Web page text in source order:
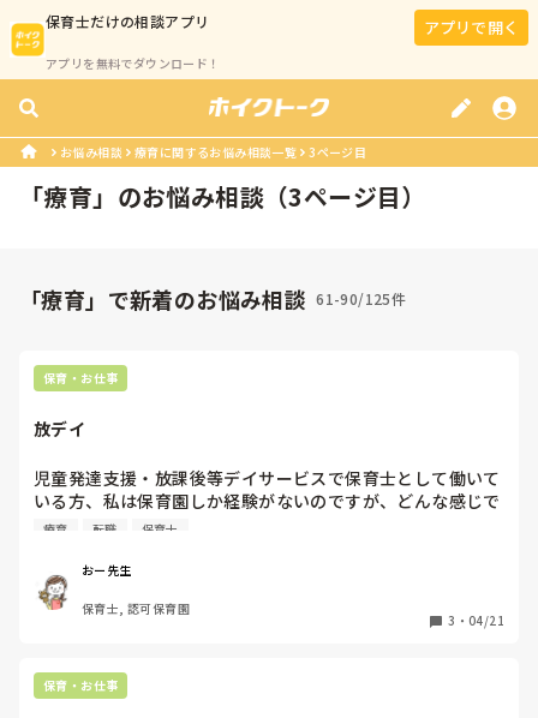
保育士だけの相談アプリ
アプリを無料でダウンロード！
アプリで開く
お悩み相談 療育に関するお悩み相談一覧 3ページ目
「療育」のお悩み相談（3ページ目）
「療育」で新着のお悩み相談 61-90/125件
保育・お仕事
放デイ
児童発達支援・放課後等デイサービスで保育士として働いて
いる方、私は保育園しか経験がないのですが、どんな感じで
すか？療育はやはり難しいですか？保育園での経験も活かせ
療育 転職 保育士
おー先生
保育士, 認可保育園
3 ・ 04/21
保育・お仕事